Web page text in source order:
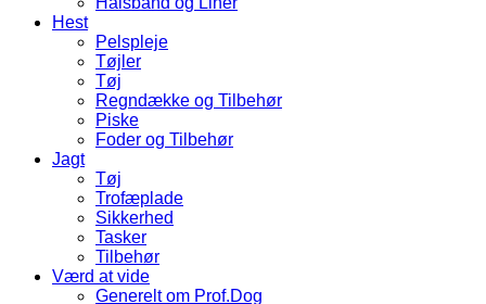
Hest
Pelspleje
Tøjler
Tøj
Regndække og Tilbehør
Piske
Foder og Tilbehør
Jagt
Tøj
Trofæplade
Sikkerhed
Tasker
Tilbehør
Værd at vide
Generelt om Prof.Dog